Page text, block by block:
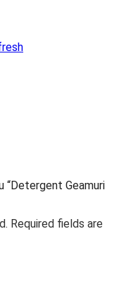
“Detergent Geamuri
Required fields are